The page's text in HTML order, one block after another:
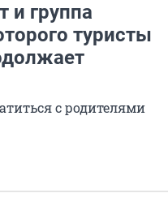
и группа
туристы
с родителями